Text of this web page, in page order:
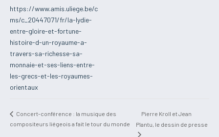
https://www.amis.uliege.be/c
ms/c_20447071/fr/la-lydie-
entre-gloire-et-fortune-
histoire-d-un-royaume-a-
travers-sa-richesse-sa-
monnaie-et-ses-liens-entre-
les-grecs-et-les-royaumes-
orientaux
Concert-conférence : la musique des
compositeurs liégeois a fait le tour du monde
Pierre Kroll et Jean
Plantu, le dessin de presse